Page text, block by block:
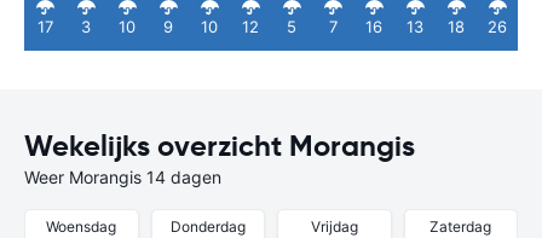
17 3 10 9 10 12 5 7 16 13 18 26
Wekelijks overzicht Morangis
Weer Morangis 14 dagen
Woensdag
Donderdag
Vrijdag
Zaterdag